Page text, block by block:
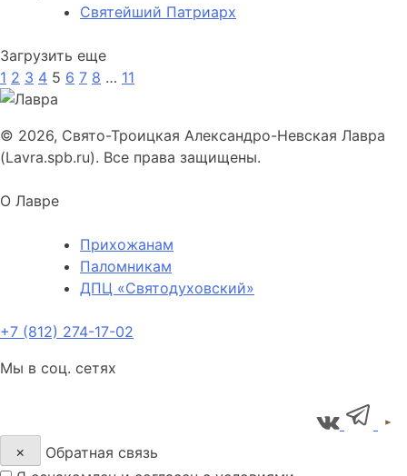
Святейший Патриарх
Загрузить еще
1 2 3 4 5 6 7 8 … 11
© 2026, Свято-Троицкая Александро-Невская Лавра
(Lavra.spb.ru). Все права защищены.
О Лавре
Прихожанам
Паломникам
ДПЦ «Святодуховский»
+7 (812) 274-17-02
Мы в соц. сетях
×
Обратная связь